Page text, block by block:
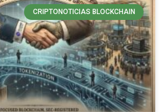
CRIPTONOTICIAS BLOCKCHAIN